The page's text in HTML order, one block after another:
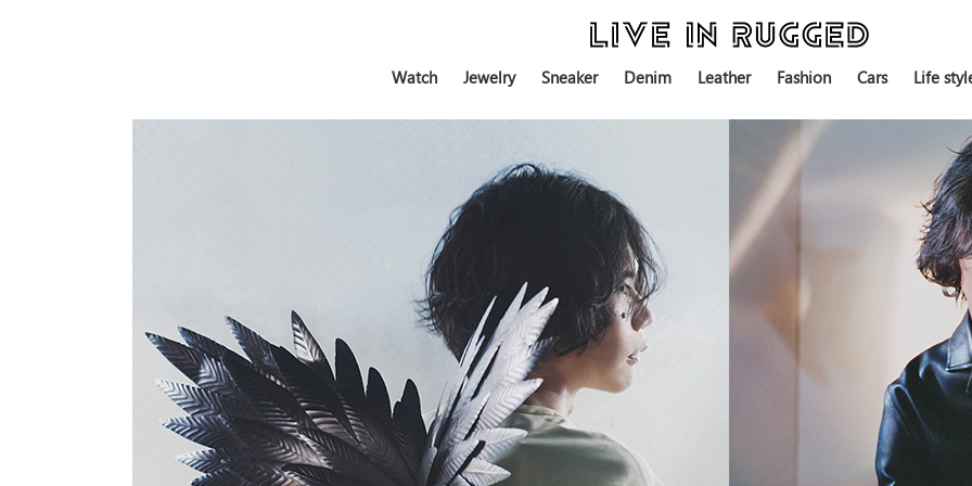
Watch Jewelry Sneaker Denim Leather Fashion Cars Life